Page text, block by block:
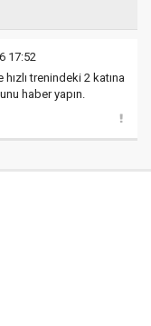
17:52
trenindeki 2 katına
haber yapın.